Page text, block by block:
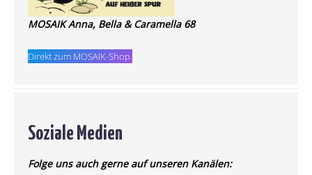
MOSAIK Anna, Bella & Caramella 68
Direkt zum MOSAIK-Shop.
Soziale Medien
Folge uns auch gerne auf unseren Kanälen: